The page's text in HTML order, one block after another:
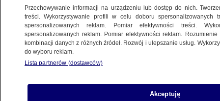
Udostępnij
Odpowiedzialność ZSRR za Katyń nie jest
oczywista - taką tezę stawia we wtorek
rządowa "Rossijskaja Gazieta" w komentarzu do
Przechowywanie informacji na urządzeniu lub dostęp do nich.
treści. Wykorzystywanie profili w celu doboru spersonalizowanych
spersonalizowanych reklam. Pomiar efektywności treści.
spersonalizowanych reklam. Pomiar efektywności reklam.
kombinacji danych z różnych źródeł. Rozwój i ulepszanie usług.
do wyboru reklam.
Lista partnerów (dostawców)
Akceptuję